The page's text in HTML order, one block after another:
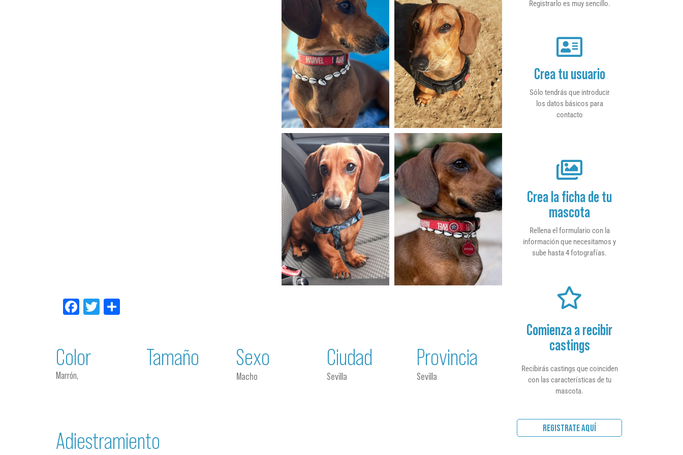
Facebook
Twitter
Color
Marrón,
Tamaño Sexo
Macho
Ciudad
Sevilla
Provincia
Sevilla
Adiestramiento
Registrarlo es muy sencillo.
Crea tu usuario
Sólo tendrás que introducir
los datos básicos para
contacto
Crea la ficha de tu
mascota
Rellena el formulario con la
información que necesitamos y
sube hasta 4 fotografías.
Comienza a recibir
castings
Recibirás castings que coinciden
con las características de tu
mascota.
REGISTRATE AQUÍ